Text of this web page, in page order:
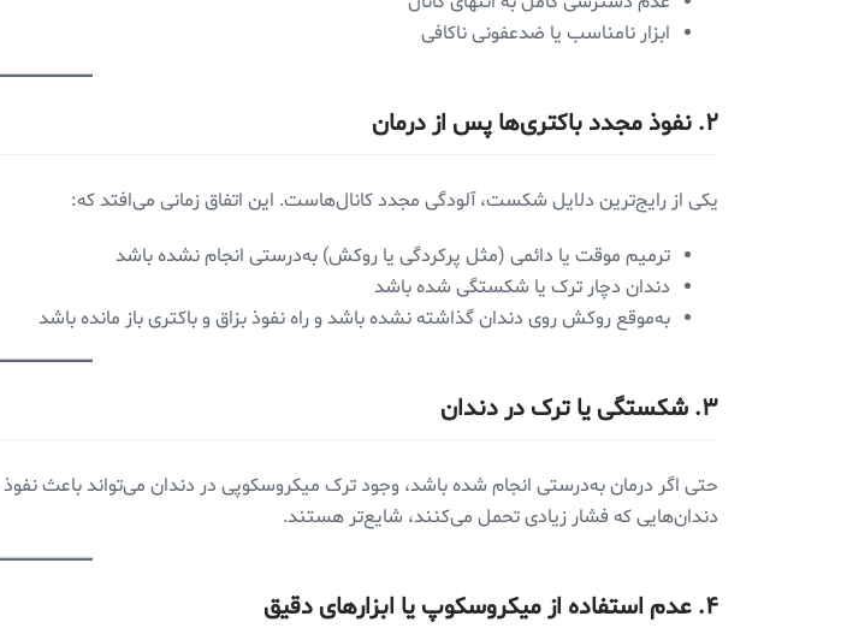
ابزار نامناسب یا ضدعفونی ناکافی
۲. نفوذ مجدد باکتری‌ها پس از درمان
یکی از رایج‌ترین دلایل شکست، آلودگی مجدد کانال‌هاست. این اتفاق زمانی می‌افتد که:
ترمیم موقت یا دائمی (مثل پرکردگی یا روکش) به‌درستی انجام نشده باشد
دندان دچار ترک یا شکستگی شده باشد
به‌موقع روکش روی دندان گذاشته نشده باشد و راه نفوذ بزاق و باکتری باز مانده باشد
۳. شکستگی یا ترک در دندان
حتی اگر درمان به‌درستی انجام شده باشد، وجود ترک میکروسکوپی در دندان می‌تواند باعث
دندان‌هایی که فشار زیادی تحمل می‌کنند، شایع‌تر هستند.
۴. عدم استفاده از میکروسکوپ یا ابزارهای دقیق